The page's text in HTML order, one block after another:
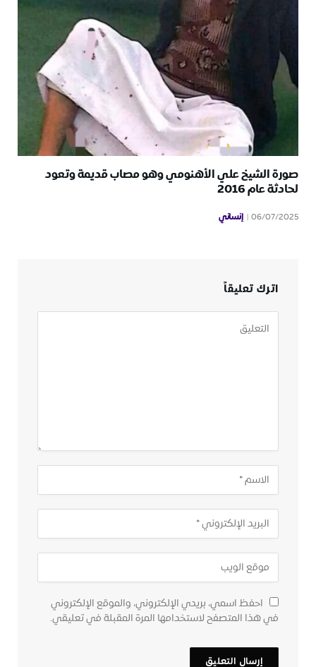
صورة الشيخ علي الأهنومي وهو مصاب قديمة وتعود
لحادثة عام 2016
06/07/2025 إنساني
اترك تعليقاً
احفظ اسمي، بريدي الإلكتروني، والموقع الإلكتروني
في هذا المتصفح لاستخدامها المرة المقبلة في تعليقي.